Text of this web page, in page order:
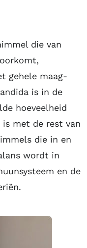
die van
gehele maag-
is in de
hoeveelheid
met de rest van
die in en
wordt in
en de